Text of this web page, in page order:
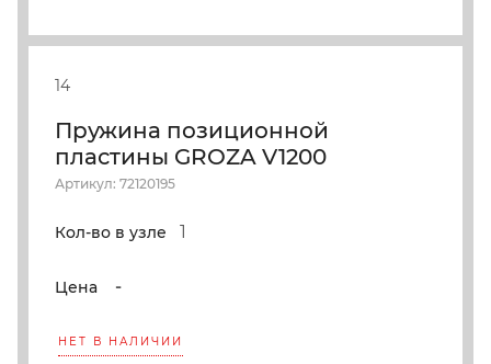
14
Пружина позиционной
пластины GROZA V1200
Артикул: 72120195
Кол-во в узле 1
Цена -
НЕТ В НАЛИЧИИ